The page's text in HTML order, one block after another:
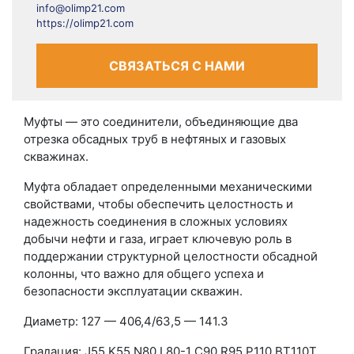
info@olimp21.com
https://olimp21.com
СВЯЗАТЬСЯ С НАМИ
Муфты — это соединители, объединяющие два
отрезка обсадных труб в нефтяных и газовых
скважинах.
Муфта обладает определенными механическими
свойствами, чтобы обеспечить целостность и
надежность соединения в сложных условиях
добычи нефти и газа, играет ключевую роль в
поддержании структурной целостности обсадной
колонны, что важно для общего успеха и
безопасности эксплуатации скважин.
Диаметр: 127 — 406,4/63,5 — 141.3